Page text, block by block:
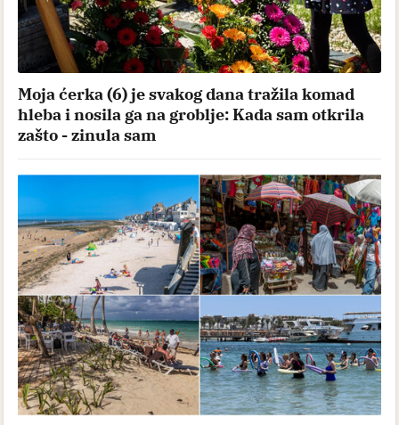
Moja ćerka (6) je svakog dana tražila komad
hleba i nosila ga na groblje: Kada sam otkrila
zašto - zinula sam